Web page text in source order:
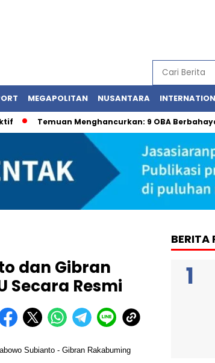
MEGAPOLITAN NUSANTARA
Temuan Menghancurkan: 9 OBA
dan Gibran
Secara Resmi
BERITA